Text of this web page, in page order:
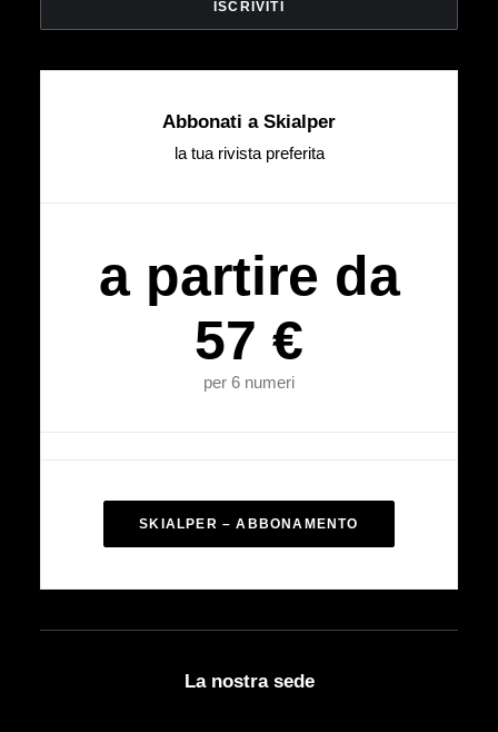
Abbonati a Skialper
la tua rivista preferita
a partire da
57 €
per 6 numeri
SKIALPER – ABBONAMENTO
La nostra sede